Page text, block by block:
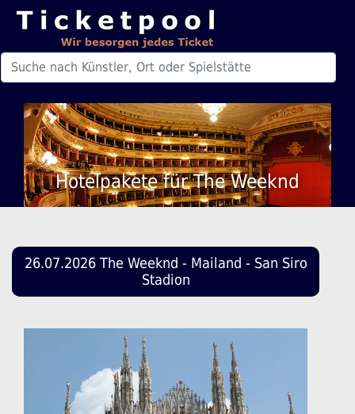
Hotelpakete für The Weeknd
26.07.2026 The Weeknd - Mailand - San Siro
Stadion